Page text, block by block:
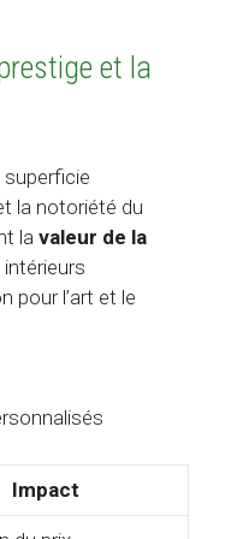
et la
superficie
la notoriété du
la valeur de la
intérieurs
pour l’art et le
Impact